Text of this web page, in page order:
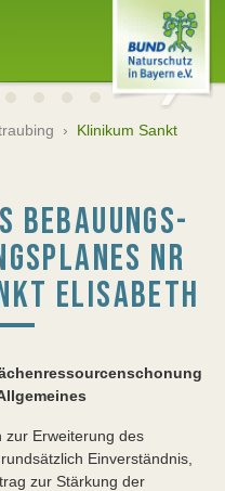
› Klinikum Sankt
BEBAUUNGS-
NR
ELISABETH
zur Erweiterung des
Einverständnis,
zur Stärkung der